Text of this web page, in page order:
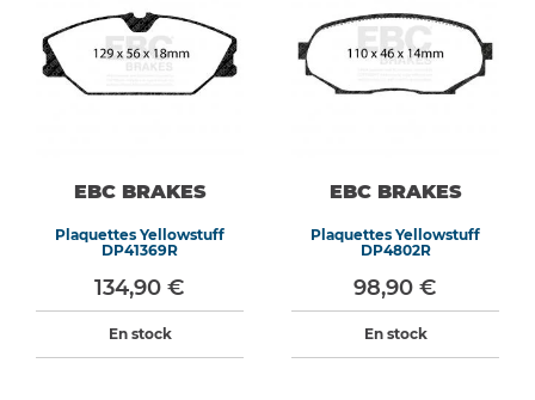
EBC BRAKES
Plaquettes Yellowstuff
DP41369R
134,90 €
En stock
EBC BRAKES
Plaquettes Yellowstuff
DP4802R
98,90 €
En stock